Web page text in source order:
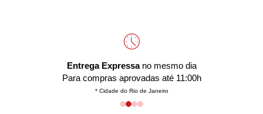
Entrega Expressano mesmo dia
Para compras aprovadas até 11:00h
* Cidade do Rio de Janeiro